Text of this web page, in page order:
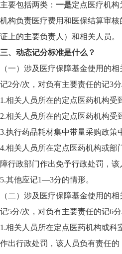
主要包括两类： 一是定点医疗机
机构负责医疗费用和医保结算审核
证上的主要负责人）和相关人员。
三、动态记分标准是什么？
（一）涉及医疗保障基金使用的
记2分/次，对负有主要责任的记3
1.相关人员所在的定点医药机构
2.相关人员所在的定点医药机构
3.执行药品耗材集中带量采购政
4.相关人员所在定点医药机构或
障行政部门作出免予行政处罚，该
5.其他应记1—3分的情形。
（二）涉及医疗保障基金使用的
记5分/次，对负有主要责任的记6分
1.相关人员所在定点医药机构或
作出行政处罚，该人员负有责任的